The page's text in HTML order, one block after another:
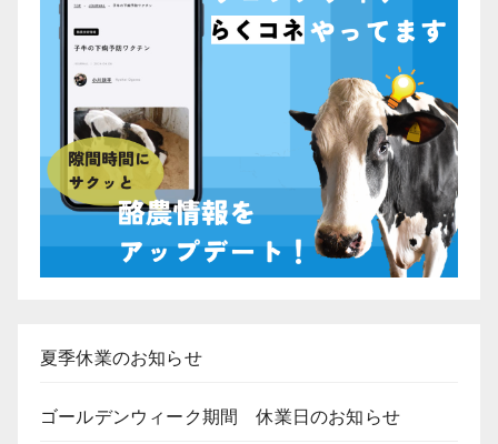
夏季休業のお知らせ
ゴールデンウィーク期間 休業日のお知らせ